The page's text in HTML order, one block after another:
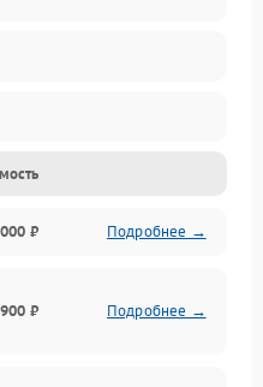
₽ Подробнее →
₽ Подробнее →